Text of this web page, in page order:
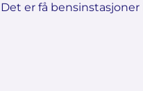
Det er få